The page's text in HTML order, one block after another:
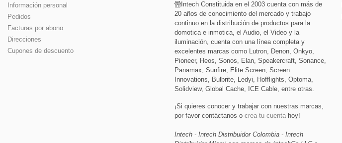
Información personal
Pedidos
Facturas por abono
Direcciones
Cupones de descuento
Intech Constituida en el 2003 cuenta con más de
20 años de conocimiento del mercado y trabajo
continuo en la distribución de productos para la
domotica e inmotica, el Audio, el Video y la
iluminación, cuenta con una línea completa y
excelentes marcas como Lutron, Denon, Onkyo,
Pioneer, Heos, Sonos, Elan, Speakercraft, Sonance,
Panamax, Sunfire, Elite Screen, Screen
Innovations, Bulbrite, Ledyi, Hofflights, Optoma,
Solidview, Global Cache, ICE Cable, entre otras.
¡Si quieres conocer y trabajar con nuestras marcas,
por favor contáctanos o crea tu cuenta hoy!
Intech - Intech Distribuidor Colombia - Intech